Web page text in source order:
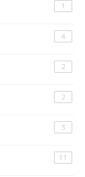
1
4
2
2
3
11